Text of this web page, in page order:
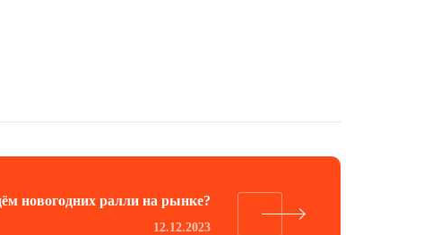
новогодних ралли на рынке?
12.12.2023